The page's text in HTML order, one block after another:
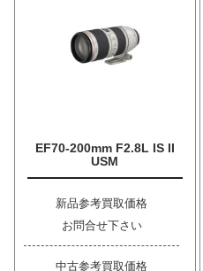
EF70-200mm F2.8L IS II
USM
新品参考買取価格
お問合せ下さい
中古参考買取価格